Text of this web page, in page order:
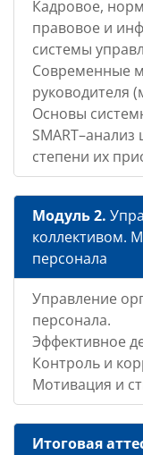
Кадровое,
правовое и
системы
Современные
руководителя
Основы
степени их
Модуль 2.
коллективом.
персонала
Управление
персонала.
Эффективное
Контроль и
Мотивация и
Итоговая